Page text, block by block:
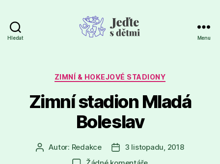
Hledat Menu
Rubriky
ZIMNÍ & HOKEJOVÉ STADIONY
Zimní stadion Mladá
Boleslav
Autor
příspěvku
Autor: Redakce
Datum
příspěvku
3 listopadu, 2018
u